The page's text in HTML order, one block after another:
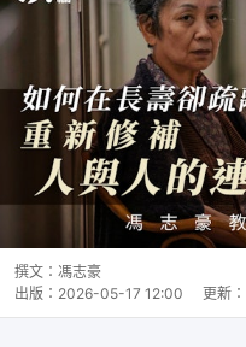
撰文： 馮志豪
出版： 2026-05-17 12:00 更新：